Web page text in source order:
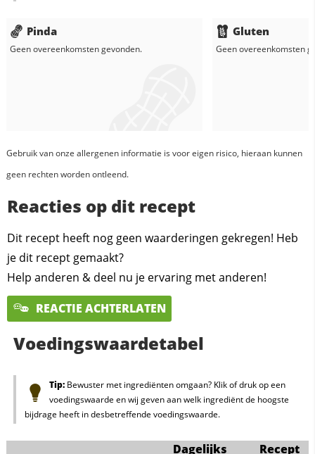
Pinda
Geen overeenkomsten gevonden.
Gluten
Geen overeenkomsten
Gebruik van onze allergenen informatie is voor eigen risico, hieraan kunnen
geen rechten worden ontleend.
Reacties op dit recept
Dit recept heeft nog geen waarderingen gekregen! Heb
je dit recept gemaakt?
Help anderen & deel nu je ervaring met anderen!
REACTIE ACHTERLATEN
Voedingswaardetabel
Tip:Bewuster met ingrediënten omgaan? Klik of druk op een
voedingswaarde en wij geven aan welk ingrediënt de hoogste
bijdrage heeft in desbetreffende voedingswaarde.
Dagelijks
Recept